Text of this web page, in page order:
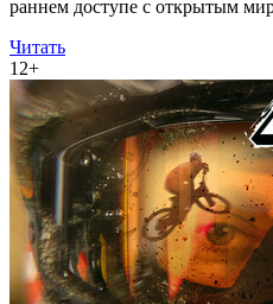
раннем доступе с открытым
Читать
12+